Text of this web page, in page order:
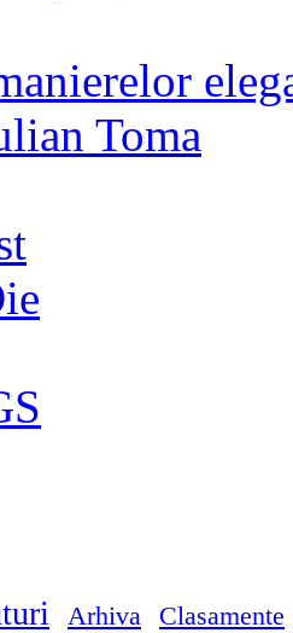
Toma
Arhiva Clasamente